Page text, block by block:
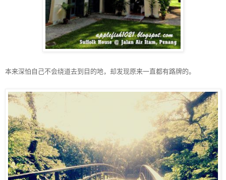
本来深怕自己不会绕道去到目的地，却发现原来一直都有路牌的。